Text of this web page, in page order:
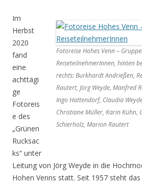
Fotoreise Hohes Venn –
ReiseteilnehmerInnen, hinten
rechts: Burkhardt Andrießen,
Rautert, Jörg Weyde, Manfred
Ingo Hattendorf, Claudia
Christiane Müller, Karin Kühn,
Schierholz, Marion Rautert
Im
Herbst
2020
fand
eine
achttägi
ge
Fotoreis
e des
„Grünen
Rucksac
ks“ unter
Leitung von Jörg Weyde in die
Hohen Venns statt. Seit 1957 steht